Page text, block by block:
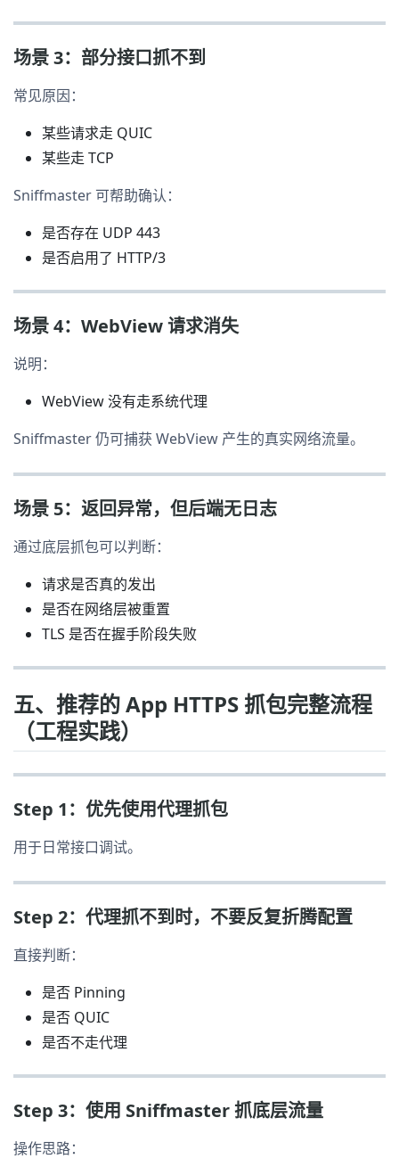
场景 3：部分接口抓不到
常见原因：
某些请求走 QUIC
某些走 TCP
Sniffmaster 可帮助确认：
是否存在 UDP 443
是否启用了 HTTP/3
场景 4：WebView 请求消失
说明：
WebView 没有走系统代理
Sniffmaster 仍可捕获 WebView 产生的真实网络流量。
场景 5：返回异常，但后端无日志
通过底层抓包可以判断：
请求是否真的发出
是否在网络层被重置
TLS 是否在握手阶段失败
五、推荐的 App HTTPS 抓包完整流程
（工程实践）
Step 1：优先使用代理抓包
用于日常接口调试。
Step 2：代理抓不到时，不要反复折腾配置
直接判断：
是否 Pinning
是否 QUIC
是否不走代理
Step 3：使用 Sniffmaster 抓底层流量
操作思路：